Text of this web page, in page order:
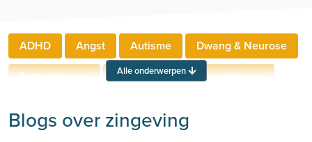
ADHD Angst Autisme
Dwang & Neurose
Eetproblemen
Relaties
Werkgerelateerd
Alle onderwerpen
Blogs over zingeving